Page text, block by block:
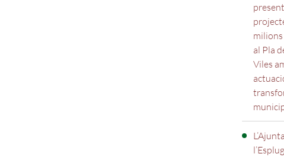
milions
al Pla
Viles